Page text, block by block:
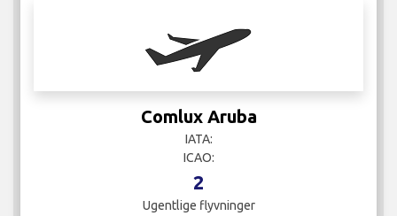
Comlux Aruba
IATA:
ICAO:
2
Ugentlige flyvninger